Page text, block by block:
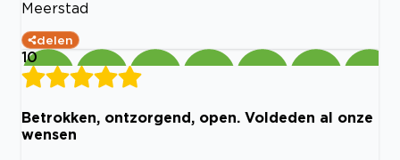
Meerstad
delen
10
Betrokken, ontzorgend, open. Voldeden al onze
wensen